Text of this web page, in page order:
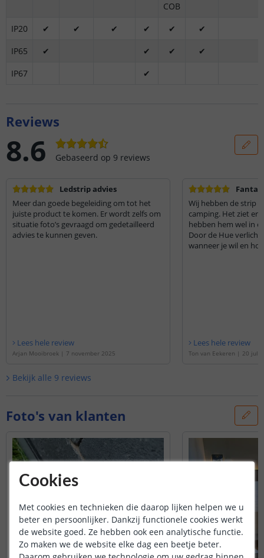
COB
IP20 ✔ ✔ ✔ ✔ ✔
✔
IP65
✔ ✔ ✔
✔
IP67
✔
Reviews
8.6 Gebaseerd op 9 reviews
Ledstrip advies
Meer dan goede begeleiding om tot het
juiste product te komen. Er wordt zelfs om
situatie foto’s gevraagd om gedetailleerd
advies te kunnen geven.
Lees hele review
Arjan Mooibroek | 7 november 2025
Wij hebben de strip
camping. Het ziet er
hebben hem wel in
Door de Hue
wanneer je wil en
Lees hele review
Ton van Eekeren | 20 juli
Bekijk alle 9 reviews
Foto's van klanten
Cookies
Met cookies en technieken die daarop lijken helpen we u
beter en persoonlijker. Dankzij functionele cookies werkt
de website goed. Ze hebben ook een analytische functie.
Zo maken we de website elke dag een beetje beter.